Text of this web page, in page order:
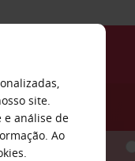
site.
e análise de
Ao